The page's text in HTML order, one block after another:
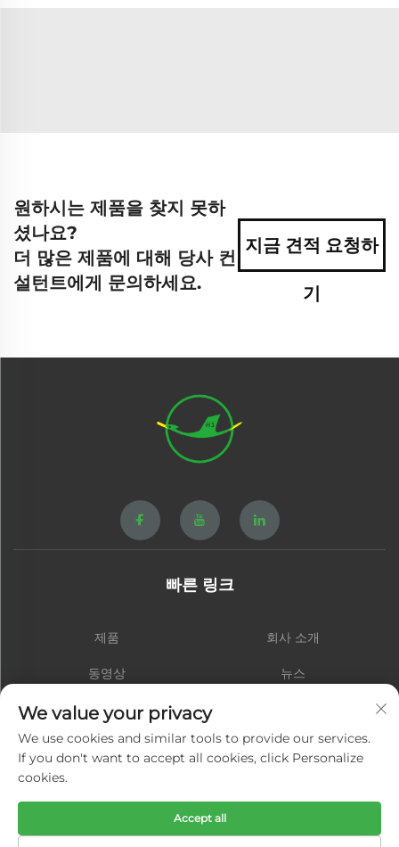
원하시는 제품을 찾지 못하
셨나요?
더 많은 제품에 대해 당사 컨
설턴트에게 문의하세요.
지금 견적 요청하
기
빠른 링크
제품 회사 소개
동영상 뉴스
연락처
We value your privacy
We use cookies and similar tools to provide our services.
If you don't want to accept all cookies, click Personalize
cookies.
Accept all